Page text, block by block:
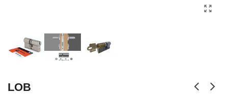
LOB